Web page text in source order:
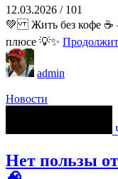
12.03.2026 / 101
💚 Жить без кофе ☕ —
плюсе 💡✨
admin
Новости
Нет пользы